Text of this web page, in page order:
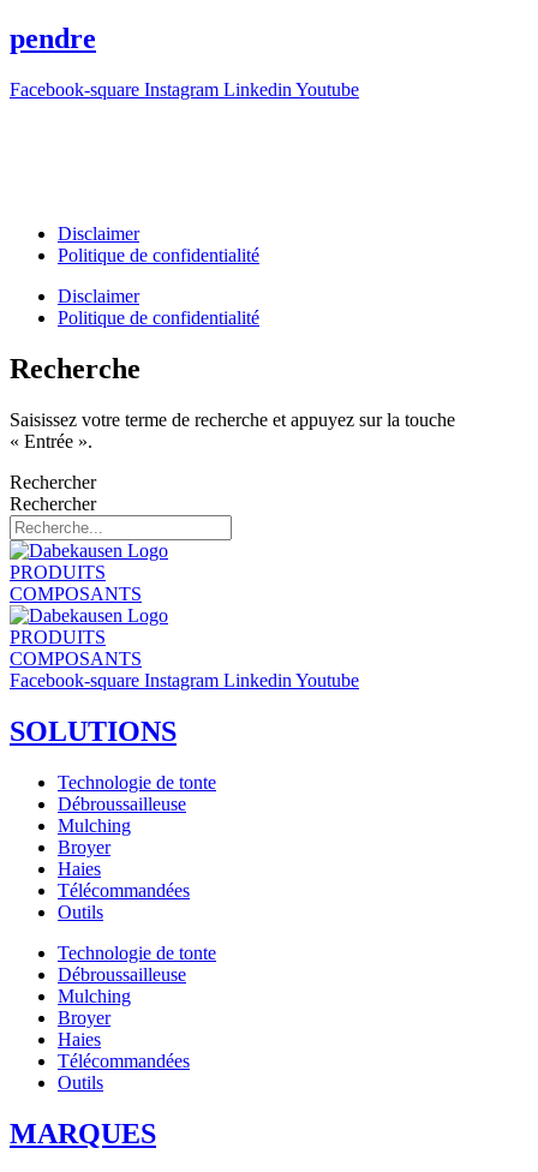
pendre
Facebook-square Instagram Linkedin Youtube
Disclaimer
Politique de confidentialité
Disclaimer
Politique de confidentialité
Recherche
Saisissez votre terme de recherche et appuyez sur la touche
« Entrée ».
Rechercher
Rechercher
PRODUITS
COMPOSANTS
PRODUITS
COMPOSANTS
Facebook-square Instagram Linkedin Youtube
SOLUTIONS
Technologie de tonte
Débroussailleuse
Mulching
Broyer
Haies
Télécommandées
Outils
Technologie de tonte
Débroussailleuse
Mulching
Broyer
Haies
Télécommandées
Outils
MARQUES